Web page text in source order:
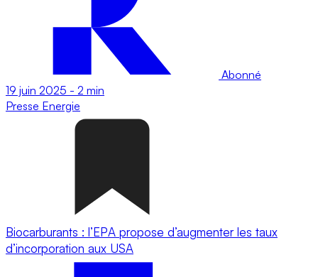
Abonné
19 juin 2025 - 2 min
Presse Energie
Biocarburants : l’EPA propose d’augmenter les taux
d’incorporation aux USA